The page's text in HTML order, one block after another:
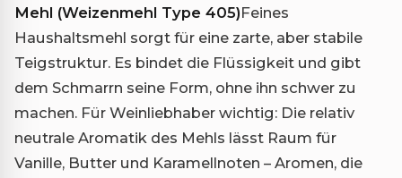
Mehl (Weizenmehl Type 405)Feines
Haushaltsmehl sorgt für eine zarte, aber stabile
Teigstruktur. Es bindet die Flüssigkeit und gibt
dem Schmarrn seine Form, ohne ihn schwer zu
machen. Für Weinliebhaber wichtig: Die relativ
neutrale Aromatik des Mehls lässt Raum für
Vanille, Butter und Karamellnoten – Aromen, die